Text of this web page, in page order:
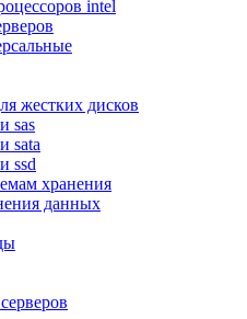
питания, батарейки
боксы, стойки для дисков
очки
для ноутбуков
для ноутбуков
и зарядные устройства
порт репликаторы
жесткие диски
intel
жестких дисков
sas
sata
ssd
хранения
данных